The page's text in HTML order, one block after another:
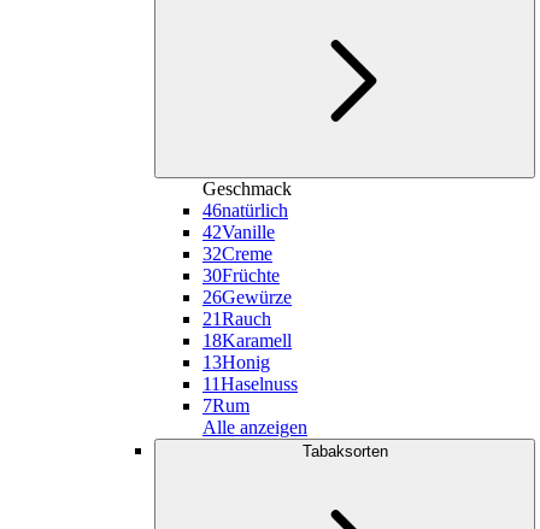
Geschmack
46natürlich
42Vanille
32Creme
30Früchte
26Gewürze
21Rauch
18Karamell
13Honig
11Haselnuss
7Rum
Alle anzeigen
Tabaksorten